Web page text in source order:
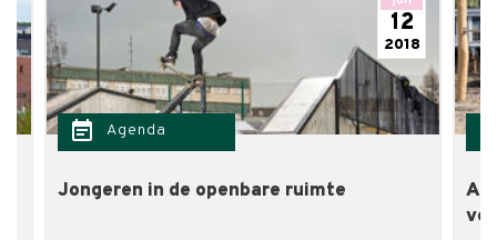
12
2018
event_note Agenda
Jongeren in de openbare ruimte